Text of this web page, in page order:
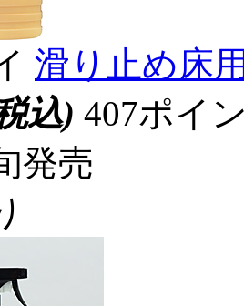
滑り止め床
込) 407ポイ
発売